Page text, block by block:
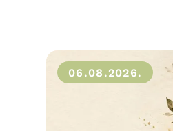
06.08.2026.